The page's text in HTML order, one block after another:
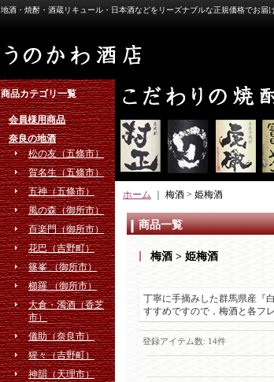
地酒・焼酎・酒蔵リキュール・日本酒などをリーズナブルな正規価格でお届
商品カテゴリ一覧
会員様用商品
奈良の地酒
松の友（五條市）
賀名生（五條市）
五神（五條市）
風の森（御所市）
百楽門（御所市）
花巴（吉野町）
篠峯 （御所市）
櫛羅 （御所市）
大倉・濁酒（香芝
市）
儀助（奈良市）
猩々（吉野町）
神韻（天理市）
ホーム 梅酒 > 姫梅酒
商品一覧
梅酒 > 姫梅酒
丁寧に手摘みした群馬県産『
すすめですので，梅酒と各フ
登録アイテム数: 14件